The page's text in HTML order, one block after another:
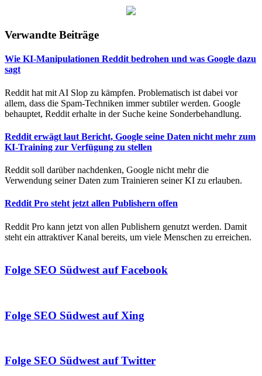
Verwandte Beiträge
Wie KI-Manipulationen Reddit bedrohen und was Google dazu
sagt
Reddit hat mit AI Slop zu kämpfen. Problematisch ist dabei vor
allem, dass die Spam-Techniken immer subtiler werden. Google
behauptet, Reddit erhalte in der Suche keine Sonderbehandlung.
Reddit erwägt laut Bericht, Google seine Daten nicht mehr zum
KI-Training zur Verfügung zu stellen
Reddit soll darüber nachdenken, Google nicht mehr die
Verwendung seiner Daten zum Trainieren seiner KI zu erlauben.
Reddit Pro steht jetzt allen Publishern offen
Reddit Pro kann jetzt von allen Publishern genutzt werden. Damit
steht ein attraktiver Kanal bereits, um viele Menschen zu erreichen.
Folge SEO Südwest auf Facebook
Folge SEO Südwest auf Xing
Folge SEO Südwest auf Twitter